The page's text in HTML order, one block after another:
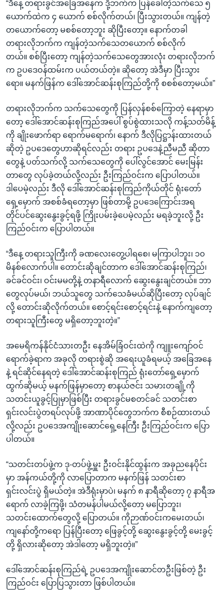
“ဒီနေ့ တရားခွင်အခြေအနေက ဒို့ဘက်က ပြန်ခေါ်တဲ့သက်သေ ၅
ယောက်ထဲက ၄ ယောက် စစ်လိုက်တယ်၊ ပြီးသွားတယ်။ ကျန်တဲ့
တယောက်တော့ မစစ်တော့ဘူး ဆိုပြီးတော့။ နောက်တခါ
တရားလိုဘက်က ကျန်တဲ့သက်သေတယောက် စစ်လိုက်
တယ်။ စစ်ပြီးတော့ ကျန်တဲ့သက်သေတွေအားလုံး တရားလိုဘက်
က ဥပဒေဝန်ထမ်းက ပယ်တယ်တဲ့။ ဆိုတော့ အဲဒီမှာ ပြီးသွား
ရော။ မနက်ဖြန်က ဒေါ်အောင်ဆန်းစုကြည်တို့ကို စစစ်တော့မယ်။”
တရားလိုဘက်က သက်သေတွေကို ပြန်လှန်စစ်ကြောတဲ့ နေရာမှာ
တော့ ဒေါ်အောင်ဆန်းစုကြည်အပေါ် စွပ်စွဲထားသလို ကန့်သတ်မိန့်
ကို ချိုးဖောက်ရာ ရောက်မရောက်၊ နောက် ဒီလိုပြဋ္ဌာန်းထားတယ်
ဆိုတဲ့ ဥပဒေတွေဟာဆိုရင်လည်း တရား ဥပဒေနဲ့ညီမညီ ဆိုတာ
တွေနဲ့ ပတ်သက်လို့ သက်သေတွေကို ပေါ်လွင်အောင် မေးမြန်း
တာတွေ လုပ်ခဲ့တယ်လို့လည်း ဦးကြည်ဝင်းက ပြောပါတယ်။
ဒါပေမဲ့လည်း ဒီလို ဒေါ်အောင်ဆန်းစုကြည်ကိုယ်တိုင် ရုံးတော်
ရှေ့မှောက် အစစ်ခံရတော့မှာ ဖြစ်တာမို့ ဥပဒေကြောင်းအရ
တိုင်ပင်ဆွေးနွေးခွင့်ရဖို့ ကြိုးပမ်းခဲ့ပေမဲ့လည်း မရခဲ့ဘူးလို့ ဦး
ကြည်ဝင်းက ပြောပါတယ်။
“ဒီနေ့ တရားသူကြီးကို ခဏလေးတွေ့ပါရစေ၊ မကြာပါဘူး၊ ၁၀
မိနစ်လောက်ပါ။ တောင်းဆိုချင်တာက ဒေါ်အောင်ဆန်းစုကြည်၊
ခင်ခင်ဝင်း၊ ဝင်းမမတို့နဲ့ တနာရီလောက် ဆွေးနွေးချင်တယ်။ ဘာ
တွေလုပ်မယ်၊ ဘယ်သူတွေ သက်သေခံမယ်ဆိုပြီးတော့ လုပ်ချင်
လို့ တောင်းဆိုလိုက်တယ်။ စောင့်ရင်းစောင့်ရင်းနဲ့ နောက်ကျတော့
တရားသူကြီးတွေ မရှိတော့ဘူးတဲ့။”
အမေရိကန်နိုင်ငံသားတဦး နေအိမ်ခြံဝင်းထဲကို ကျူးကျော်ဝင်
ရောက်ခဲ့ရာက အခုလို တရားစွဲဆို အရေးယူခံရမယ့် အခြေအနေ
နဲ့ ရင်ဆိုင်နေရတဲ့ ဒေါ်အောင်ဆန်းစုကြည် ရုံးတော်ရှေ့မှောက်
ထွက်ဆိုမယ့် မနက်ဖြန်မှာတော့ စာနယ်ဇင်း သမားတချို့ကို
သတင်းယူခွင့်ပြုမှာဖြစ်ပြီး တရားခွင်မစတင်ခင် သတင်းစာ
ရှင်းလင်းပွဲတရပ်လုပ်ဖို့ အာဏာပိုင်တွေဘက်က စီစဉ်ထားတယ်
လို့လည်း ဥပဒေအကျိုးဆောင်ရှေ့နေကြီး ဦးကြည်ဝင်းက ပြော
ပါတယ်။
“သတင်းတပ်ဖွဲ့က ဒု-တပ်ဖွဲ့မှူး ဦးဝင်းနိုင်ထွန်းက အခုညနေပိုင်း
မှာ အန်ကယ်တို့ကို လာပြောတာက မနက်ဖြန် သတင်းစာ
ရှင်းလင်းပွဲ ရှိမယ်တဲ့။ အဲဒီရုံးမှာပဲ၊ မနက် ၈ နာရီဆိုတော့ ၇ နာရီအ
ရောက် လာခဲ့ကြဖို့၊ သံတမန်ပါမယ်လို့တော့ မပြောဘူး၊
သတင်းထောက်တွေလို့ ပြောတယ်။ ကိုဉာဏ်ဝင်းကမေးတယ်၊
ကျနော်တို့ကရော ပြန်ပြီးတော့ ဖြေခွင့်တို့ ဆွေးနွေးခွင့်တို့ မေးခွင့်
တို့ ရှိလားဆိုတော့ အဲဒါတော့ မရှိဘူးတဲ့။”
ဒေါ်အောင်ဆန်းစုကြည်ရဲ့ ဥပဒေအကျိုးဆောင်တဦးဖြစ်တဲ့ ဦး
ကြည်ဝင်း ပြောပြသွားတာ ဖြစ်ပါတယ်။